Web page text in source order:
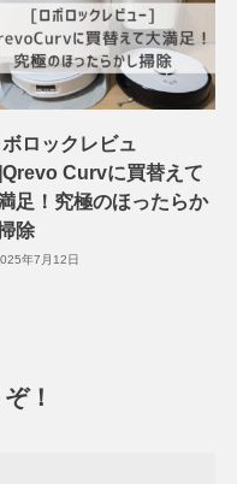
ロックレビュ
Curvに買替えて
足！究極のほったらか
除
年7月12日
！